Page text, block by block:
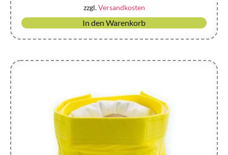
zzgl.Versandkosten
In den Warenkorb